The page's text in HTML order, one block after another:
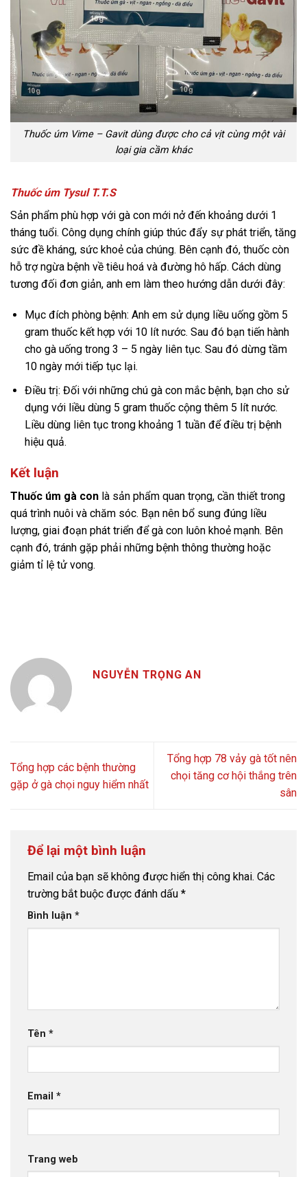
Thuốc úm Vime – Gavit dùng được cho cả vịt cùng một vài
loại gia cầm khác
Thuốc úm Tysul T.T.S
Sản phẩm phù hợp với gà con mới nở đến khoảng dưới 1
tháng tuổi. Công dụng chính giúp thúc đẩy sự phát triển, tăng
sức đề kháng, sức khoẻ của chúng. Bên cạnh đó, thuốc còn
hỗ trợ ngừa bệnh về tiêu hoá và đường hô hấp. Cách dùng
tương đối đơn giản, anh em làm theo hướng dẫn dưới đây:
Mục đích phòng bệnh: Anh em sử dụng liều uống gồm 5
gram thuốc kết hợp với 10 lít nước. Sau đó bạn tiến hành
cho gà uống trong 3 – 5 ngày liên tục. Sau đó dừng tầm
10 ngày mới tiếp tục lại.
Điều trị: Đối với những chú gà con mắc bệnh, bạn cho sử
dụng với liều dùng 5 gram thuốc cộng thêm 5 lít nước.
Liều dùng liên tục trong khoảng 1 tuần để điều trị bệnh
hiệu quả.
Kết luận
Thuốc úm gà con là sản phẩm quan trọng, cần thiết trong
quá trình nuôi và chăm sóc. Bạn nên bổ sung đúng liều
lượng, giai đoạn phát triển để gà con luôn khoẻ mạnh. Bên
cạnh đó, tránh gặp phải những bệnh thông thường hoặc
giảm tỉ lệ tử vong.
NGUYỄN TRỌNG AN
Tổng hợp các bệnh thường
gặp ở gà chọi nguy hiểm nhất
Tổng hợp 78 vảy gà tốt nên
chọi tăng cơ hội thắng trên
sân
Để lại một bình luận
Email của bạn sẽ không được hiển thị công khai. Các
trường bắt buộc được đánh dấu *
Bình luận *
Tên *
Email *
Trang web